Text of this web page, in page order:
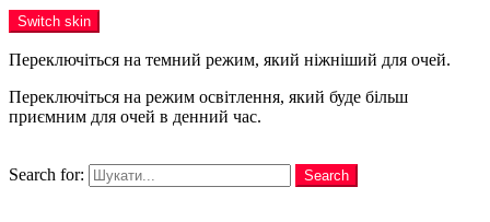
Switch skin
Переключіться на темний режим, який ніжніший для очей.
Переключіться на режим освітлення, який буде більш
приємним для очей в денний час.
Search for:
Search